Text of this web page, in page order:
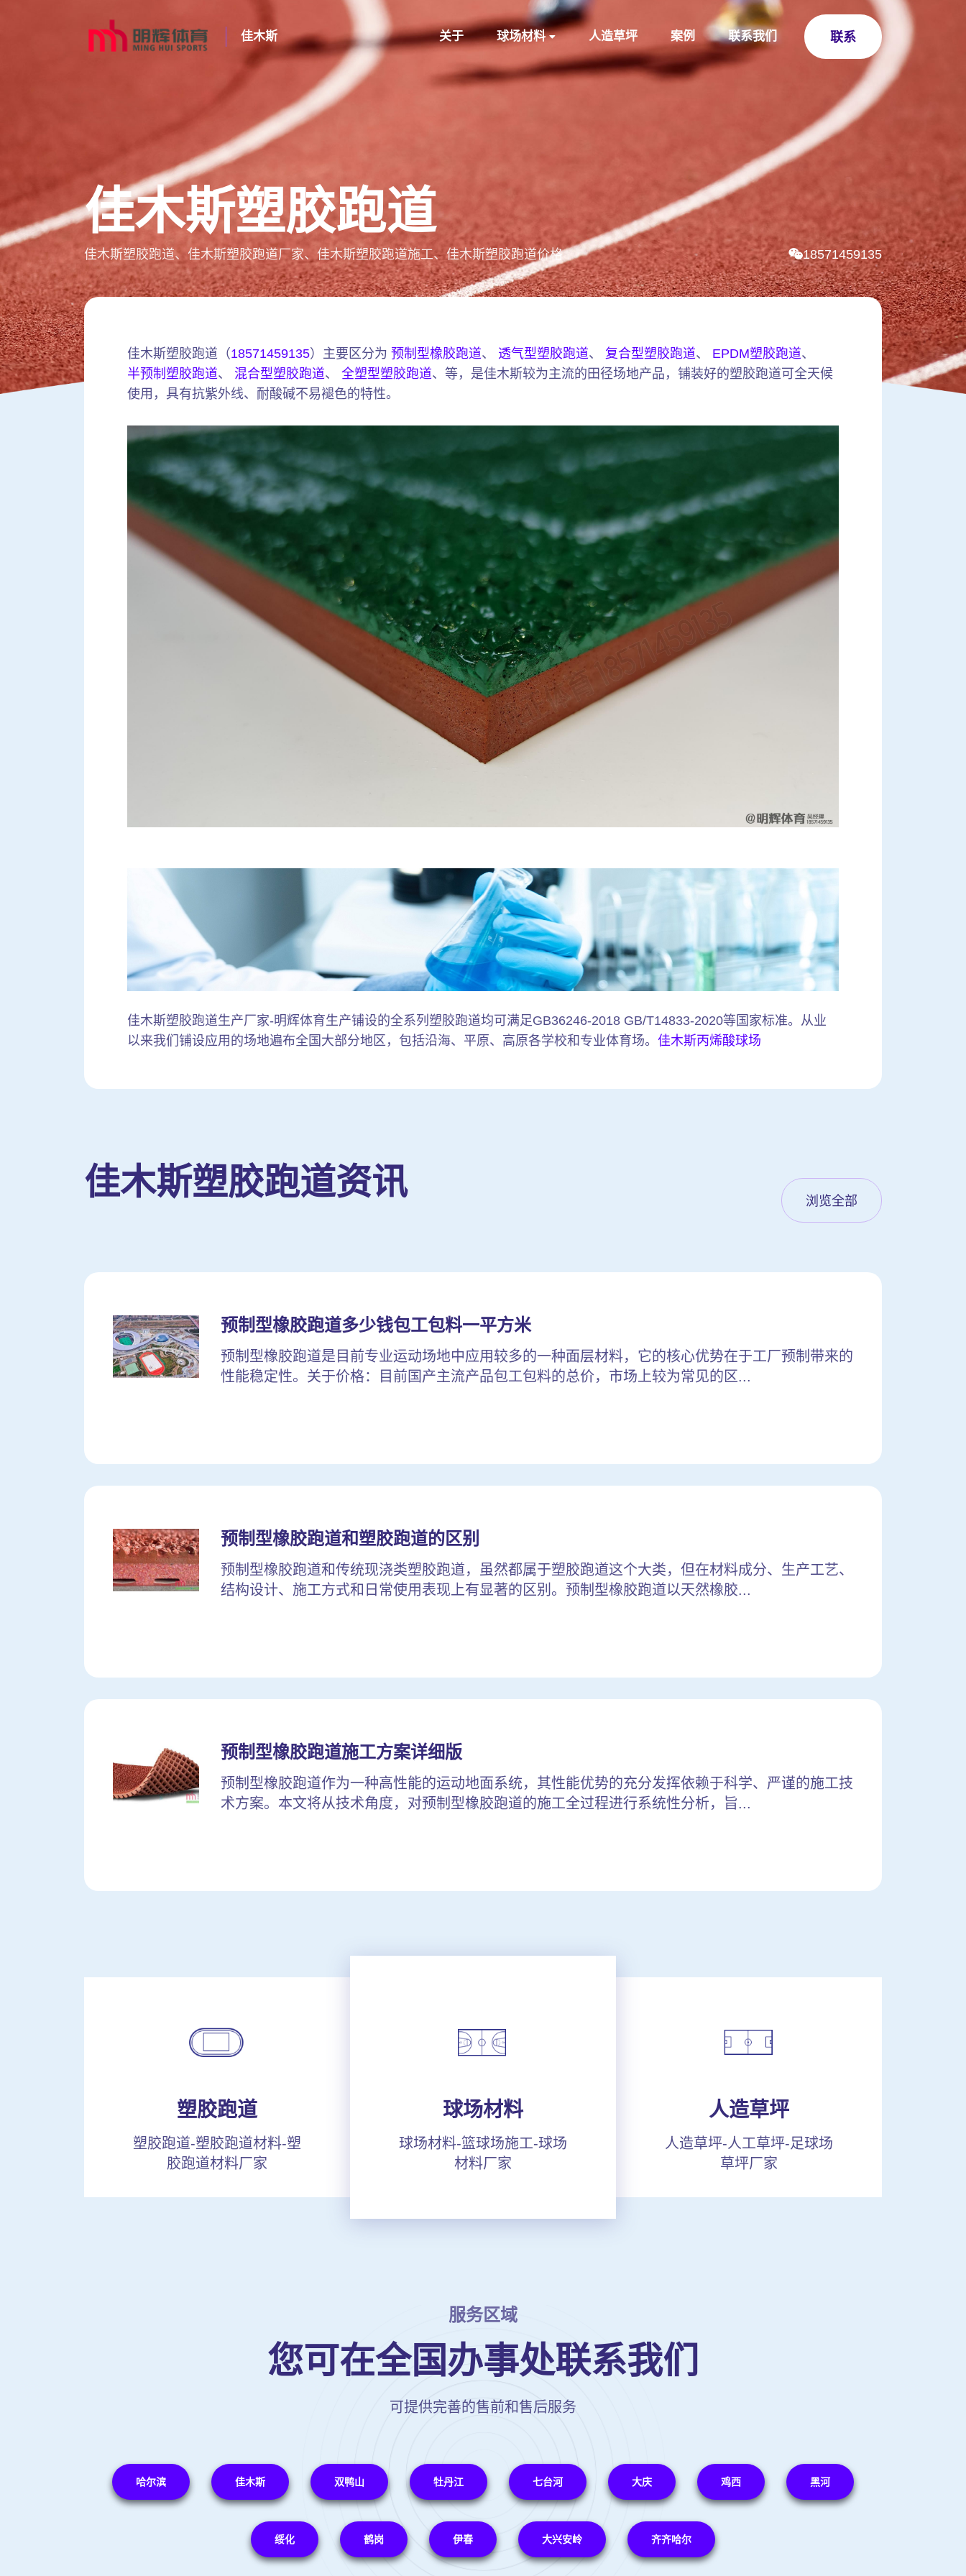
佳木斯 关于 球场材料 人造草坪 案例 联系我们 联系
佳木斯塑胶跑道
佳木斯塑胶跑道、佳木斯塑胶跑道厂家、佳木斯塑胶跑道施工、佳木斯塑胶跑道价格 18571459135
佳木斯塑胶跑道（18571459135）主要区分为 预制型橡胶跑道、 透气型塑胶跑道、 复合型塑胶跑道、 EPDM塑胶跑道、
半预制塑胶跑道、 混合型塑胶跑道、 全塑型塑胶跑道、等，是佳木斯较为主流的田径场地产品，铺装好的塑胶跑道可全天候
使用，具有抗紫外线、耐酸碱不易褪色的特性。
佳木斯塑胶跑道生产厂家-明辉体育生产铺设的全系列塑胶跑道均可满足GB36246-2018 GB/T14833-2020等国家标准。从业
以来我们铺设应用的场地遍布全国大部分地区，包括沿海、平原、高原各学校和专业体育场。 佳木斯丙烯酸球场
佳木斯塑胶跑道资讯 浏览全部
预制型橡胶跑道多少钱包工包料一平方米
预制型橡胶跑道是目前专业运动场地中应用较多的一种面层材料，它的核心优势在于工厂预制带来的
性能稳定性。关于价格：目前国产主流产品包工包料的总价，市场上较为常见的区...
预制型橡胶跑道和塑胶跑道的区别
预制型橡胶跑道和传统现浇类塑胶跑道，虽然都属于塑胶跑道这个大类，但在材料成分、生产工艺、
结构设计、施工方式和日常使用表现上有显著的区别。预制型橡胶跑道以天然橡胶...
预制型橡胶跑道施工方案详细版
预制型橡胶跑道作为一种高性能的运动地面系统，其性能优势的充分发挥依赖于科学、严谨的施工技
术方案。本文将从技术角度，对预制型橡胶跑道的施工全过程进行系统性分析，旨...
塑胶跑道
塑胶跑道-塑胶跑道材料-塑
胶跑道材料厂家
球场材料
球场材料-篮球场施工-球场
材料厂家
人造草坪
人造草坪-人工草坪-足球场
草坪厂家
服务区域
您可在全国办事处联系我们
可提供完善的售前和售后服务
哈尔滨 佳木斯 双鸭山 牡丹江 七台河 大庆 鸡西 黑河
绥化 鹤岗 伊春 大兴安岭 齐齐哈尔